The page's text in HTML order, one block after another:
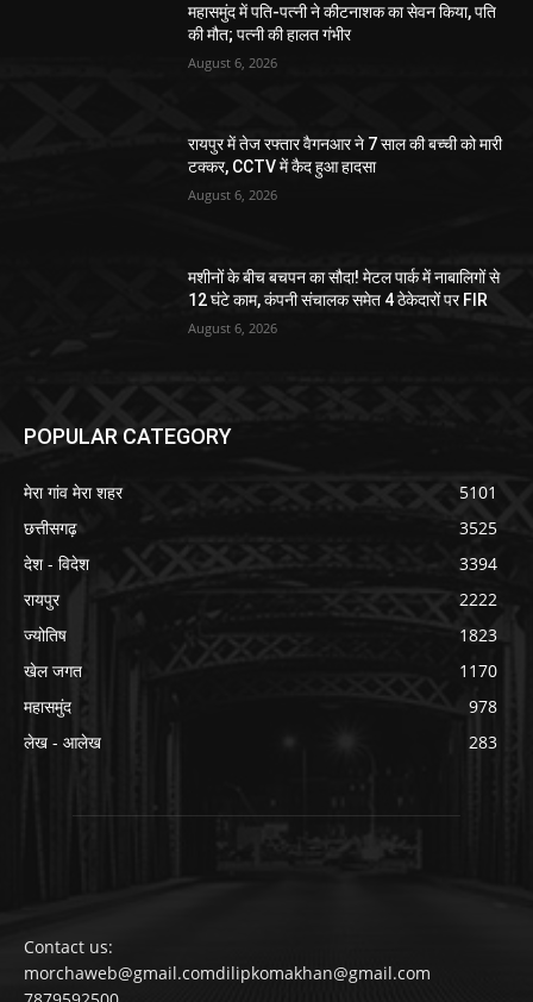
महासमुंद में पति-पत्नी ने कीटनाशक का सेवन किया, पति
की मौत; पत्नी की हालत गंभीर
August 6, 2026
रायपुर में तेज रफ्तार वैगनआर ने 7 साल की बच्ची को मारी
टक्कर, CCTV में कैद हुआ हादसा
August 6, 2026
मशीनों के बीच बचपन का सौदा! मेटल पार्क में नाबालिगों से
12 घंटे काम, कंपनी संचालक समेत 4 ठेकेदारों पर FIR
August 6, 2026
POPULAR CATEGORY
मेरा गांव मेरा शहर
5101
छत्तीसगढ़
3525
देश - विदेश
3394
रायपुर
2222
ज्योतिष
1823
खेल जगत
1170
महासमुंद
978
लेख - आलेख
283
Contact us:
morchaweb@gmail.comdilipkomakhan@gmail.com